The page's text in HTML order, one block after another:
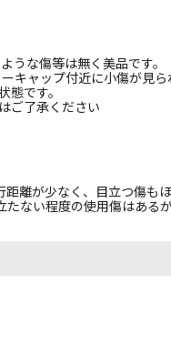
な傷等は無く美品です。
キャップ付近に小傷が見
態です。
ご了承ください
距離が少なく、目立つ傷も
たない程度の使用傷はある